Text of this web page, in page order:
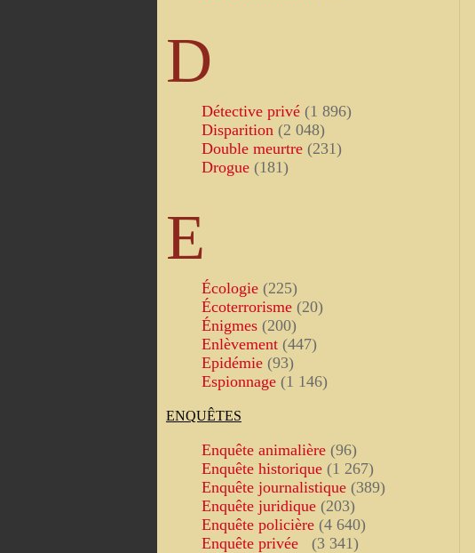
D
Détective privé (1 896)
Disparition (2 048)
Double meurtre (231)
Drogue (181)
E
Écologie (225)
Écoterrorisme (20)
Énigmes (200)
Enlèvement (447)
Epidémie (93)
Espionnage (1 146)
ENQUÊTES
Enquête animalière (96)
Enquête historique (1 267)
Enquête journalistique (389)
Enquête juridique (203)
Enquête policière (4 640)
Enquête privée
(3 341)